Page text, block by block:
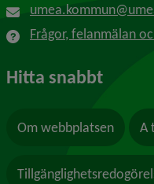
Frågor, felanmälan
Hitta snabbt
Om webbplatsen A